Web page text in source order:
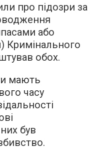
про підозри за
або
Кримінального
обох.
мають
часу
був